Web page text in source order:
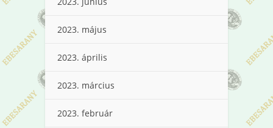
2023. május
2023. április
2023. március
2023. február